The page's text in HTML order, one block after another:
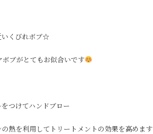
いくびれボブ☆
ブがとてもお似合いです
つけてハンドブロー
熱を利用してトリートメントの効果を高めます